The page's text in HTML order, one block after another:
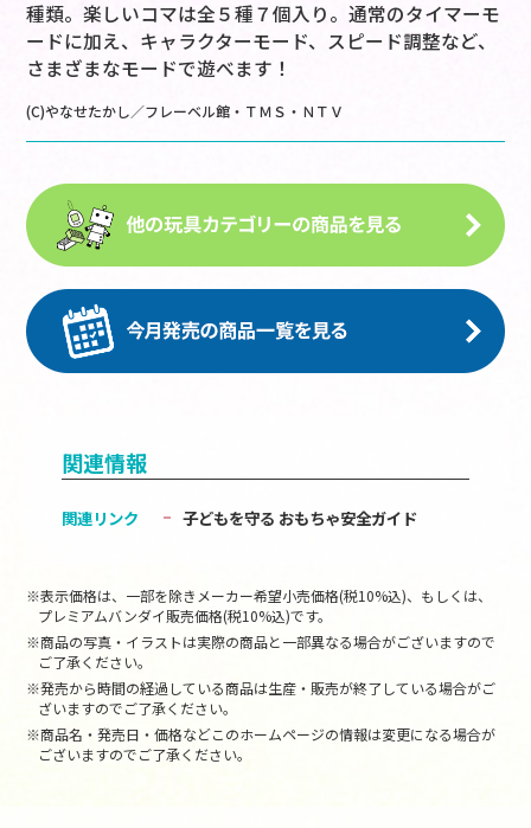
種類。楽しいコマは全５種７個入り。通常のタイマーモ
ードに加え、キャラクターモード、スピード調整など、
さまざまなモードで遊べます！
(C)やなせたかし／フレーベル館・ＴＭＳ・ＮＴＶ
関連情報
関連リンク 子どもを守る おもちゃ安全ガイド
※表示価格は、一部を除きメーカー希望小売価格(税10%込)、もしくは、
プレミアムバンダイ販売価格(税10%込)です。
※商品の写真・イラストは実際の商品と一部異なる場合がございますので
ご了承ください。
※発売から時間の経過している商品は生産・販売が終了している場合がご
ざいますのでご了承ください。
※商品名・発売日・価格などこのホームページの情報は変更になる場合が
ございますのでご了承ください。